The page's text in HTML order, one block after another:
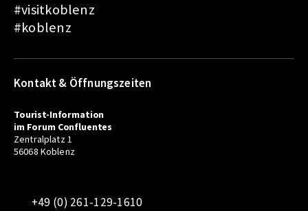
#visitkoblenz
#koblenz
Kontakt & Öffnungszeiten
Tourist-Information
im Forum Confluentes
Zentralplatz 1
56068 Koblenz
+49 (0) 261-129-1610